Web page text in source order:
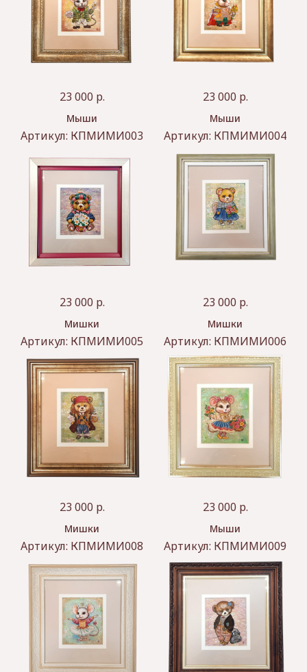
23 000 р.
Мыши
Артикул: КПМИМИ003
23 000 р.
Мыши
Артикул: КПМИМИ004
23 000 р.
Мишки
Артикул: КПМИМИ005
23 000 р.
Мишки
Артикул: КПМИМИ006
23 000 р.
Мишки
Артикул: КПМИМИ008
23 000 р.
Мыши
Артикул: КПМИМИ009